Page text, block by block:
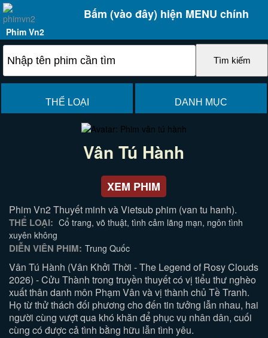
Bấm (vào đây) hiện MENU chính
Phim Vn2
THỂ LOẠI DANH MỤC
Vân Tú Hành
XEM PHIM
Phim Vn2 Thuyết minh và Vietsub phim (van tu hanh).
THỂ LOẠI: Cổ trang, võ thuật, tình cảm lãng mạn, ngôn tình
xuyên không
DIỄN VIÊN PHIM: Trung Quốc
Vân Tú Hành (Vân Khởi Thời - The Legend of Rosy Clouds
2026) - Cửu Thành trong truyền thuyết có vị tiểu thư nghèo
xuất thân danh môn Phạm Vân và vị thành chủ Tề Tranh.
Họ từ thử thách đối phương cho đến tin tưởng lẫn nhau, hai
người cùng vượt qua khó khăn để phục vụ nhân dân, cuối
cùng có được cả tình bằng hữu lẫn tình yêu.